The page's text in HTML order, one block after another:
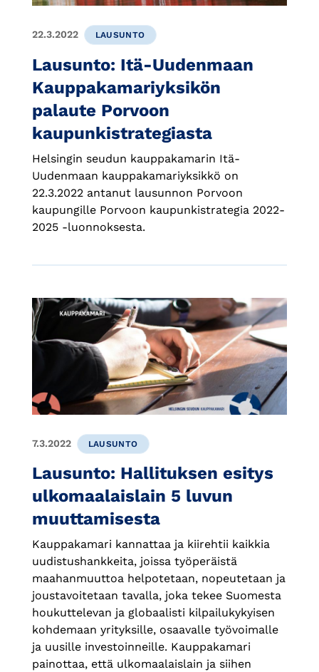
22.3.2022 LAUSUNTO
Lausunto: Itä-Uudenmaan
Kauppakamariyksikön
palaute Porvoon
kaupunkistrategiasta
Helsingin seudun kauppakamarin Itä-
Uudenmaan kauppakamariyksikkö on
22.3.2022 antanut lausunnon Porvoon
kaupungille Porvoon kaupunkistrategia 2022-
2025 -luonnoksesta.
7.3.2022 LAUSUNTO
Lausunto: Hallituksen esitys
ulkomaalaislain 5 luvun
muuttamisesta
Kauppakamari kannattaa ja kiirehtii kaikkia
uudistushankkeita, joissa työperäistä
maahanmuuttoa helpotetaan, nopeutetaan ja
joustavoitetaan tavalla, joka tekee Suomesta
houkuttelevan ja globaalisti kilpailukykyisen
kohdemaan yrityksille, osaavalle työvoimalle
ja uusille investoinneille. Kauppakamari
painottaa, että ulkomaalaislain ja siihen